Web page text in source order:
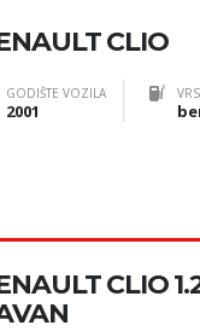
CLIO
GODIŠTE VOZILA
2001
CLIO